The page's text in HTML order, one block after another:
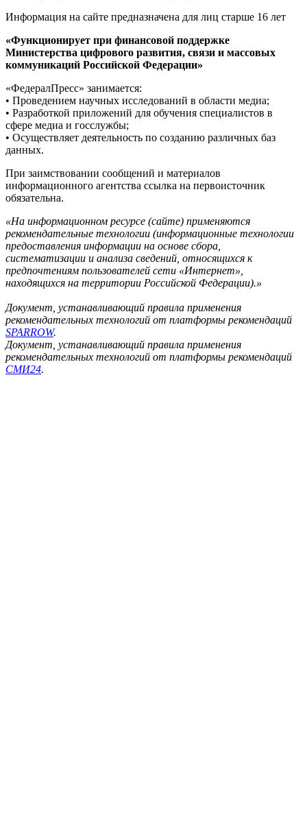
Информация на сайте предназначена для лиц старше 16 лет
«Функционирует при финансовой поддержке
Министерства цифрового развития, связи и массовых
коммуникаций Российской Федерации»
«ФедералПресс» занимается:
• Проведением научных исследований в области медиа;
• Разработкой приложений для обучения специалистов в
сфере медиа и госслужбы;
• Осуществляет деятельность по созданию различных баз
данных.
При заимствовании сообщений и материалов
информационного агентства ссылка на первоисточник
обязательна.
«На информационном ресурсе (сайте) применяются
рекомендательные технологии (информационные технологии
предоставления информации на основе сбора,
систематизации и анализа сведений, относящихся к
предпочтениям пользователей сети «Интернет»,
находящихся на территории Российской Федерации).»
Документ, устанавливающий правила применения
рекомендательных технологий от платформы рекомендаций
SPARROW.
Документ, устанавливающий правила применения
рекомендательных технологий от платформы рекомендаций
СМИ24.